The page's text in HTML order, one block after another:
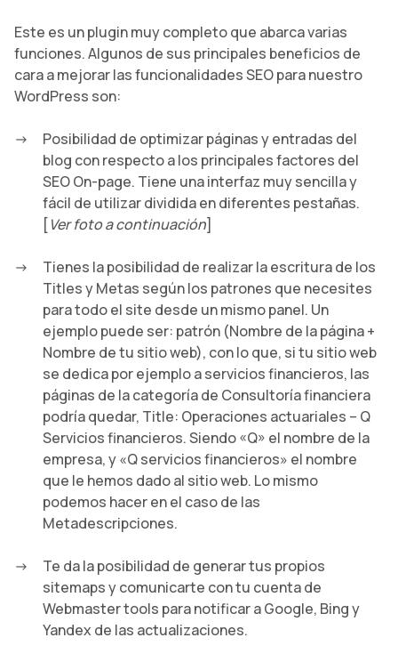
Este es un plugin muy completo que abarca varias
funciones. Algunos de sus principales beneficios de
cara a mejorar las funcionalidades SEO para nuestro
WordPress son:
Posibilidad de optimizar páginas y entradas del
blog con respecto a los principales factores del
SEO On-page. Tiene una interfaz muy sencilla y
fácil de utilizar dividida en diferentes pestañas.
[Ver foto a continuación]
Tienes la posibilidad de realizar la escritura de los
Titles y Metas según los patrones que necesites
para todo el site desde un mismo panel. Un
ejemplo puede ser: patrón (Nombre de la página +
Nombre de tu sitio web), con lo que, si tu sitio web
se dedica por ejemplo a servicios financieros, las
páginas de la categoría de Consultoría financiera
podría quedar, Title: Operaciones actuariales – Q
Servicios financieros. Siendo «Q» el nombre de la
empresa, y «Q servicios financieros» el nombre
que le hemos dado al sitio web. Lo mismo
podemos hacer en el caso de las
Metadescripciones.
Te da la posibilidad de generar tus propios
sitemaps y comunicarte con tu cuenta de
Webmaster tools para notificar a Google, Bing y
Yandex de las actualizaciones.